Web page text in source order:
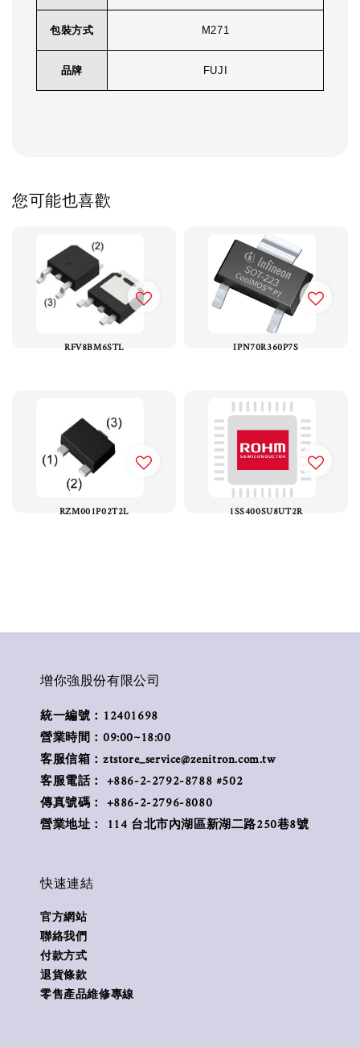
包裝方式 M271
品牌 FUJI
您可能也喜歡
RFV8BM6STL IPN70R360P7S
RZM001P02T2L 1SS400SU8UT2R
增你強股份有限公司
統一編號：12401698
營業時間：09:00~18:00
客服信箱：ztstore_service@zenitron.com.tw
客服電話： +886-2-2792-8788 #502
傳真號碼： +886-2-2796-8080
營業地址： 114 台北市內湖區新湖二路250巷8號
快速連結
官方網站
聯絡我們
付款方式
退貨條款
零售產品維修專線